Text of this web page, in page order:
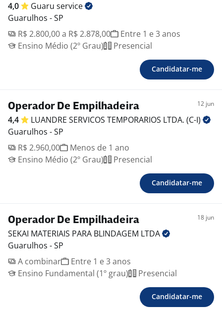
4,0 Guaru service
Guarulhos - SP
R$ 2.800,00 a R$ 2.878,00
Entre 1 e 3 anos
Ensino Médio (2º Grau)
Presencial
Candidatar-me
Operador De Empilhadeira 12 jun
4,4 LUANDRE SERVICOS TEMPORARIOS LTDA. (C-I)
Guarulhos - SP
R$ 2.960,00
Menos de 1 ano
Ensino Médio (2º Grau)
Presencial
Candidatar-me
Operador De Empilhadeira 18 jun
SEKAI MATERIAIS PARA BLINDAGEM LTDA
Guarulhos - SP
A combinar
Entre 1 e 3 anos
Ensino Fundamental (1º grau)
Presencial
Candidatar-me